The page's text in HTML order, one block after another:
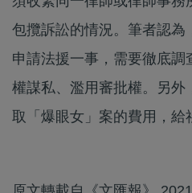
包攬訴訟的情況。筆者認為
申請法援一事，需要徹底調
權謀私、濫用審批權。另外
取「爆眼女」案的費用，給